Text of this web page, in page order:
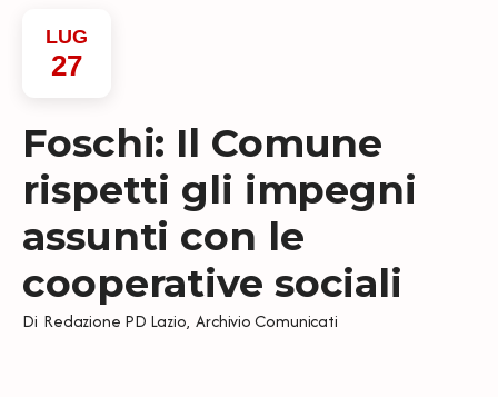
LUG
27
Foschi: Il Comune
rispetti gli impegni
assunti con le
cooperative sociali
Di Redazione PD Lazio, Archivio Comunicati